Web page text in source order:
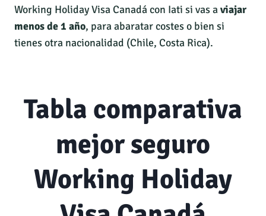
Working Holiday Visa Canadá con Iati si vas aviajar
menos de 1 año, para abaratar costes o bien si
tienes otra nacionalidad (Chile, Costa Rica).
Tabla comparativa
mejor seguro
Working Holiday